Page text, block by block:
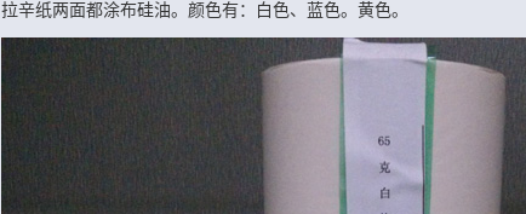
拉辛纸两面都涂布硅油。颜色有：白色、蓝色。黄色。